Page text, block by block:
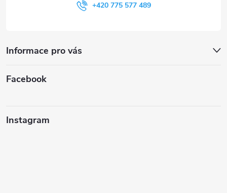
+420 775 577 489
Informace pro vás
Facebook
Instagram